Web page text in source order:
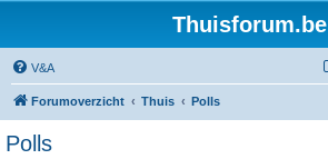
Thuisforum.be
V&A
Forumoverzicht Thuis Polls
Polls